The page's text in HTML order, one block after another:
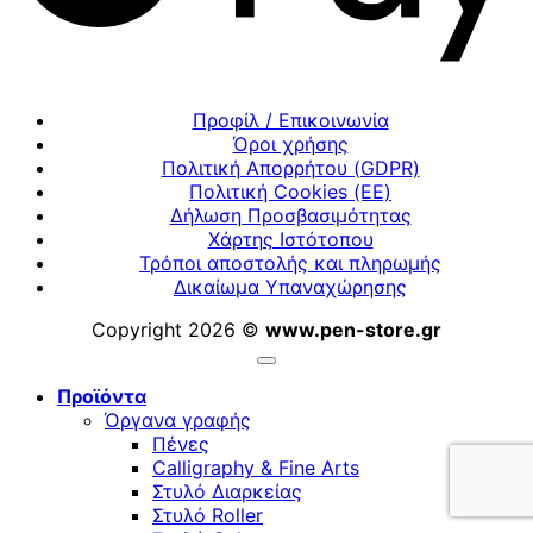
Προφίλ / Επικοινωνία
Όροι χρήσης
Πολιτική Απορρήτου (GDPR)
Πολιτική Cookies (ΕΕ)
Δήλωση Προσβασιμότητας
Χάρτης Ιστότοπου
Τρόποι αποστολής και πληρωμής
Δικαίωμα Υπαναχώρησης
Copyright 2026 © www.pen-store.gr
Προϊόντα
Όργανα γραφής
Πένες
Calligraphy & Fine Arts
Στυλό Διαρκείας
Στυλό Roller